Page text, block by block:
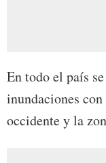
En todo el país
inundaciones
occidente y la